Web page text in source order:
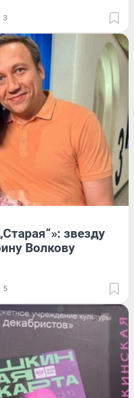
3
звезду
Волкову
5